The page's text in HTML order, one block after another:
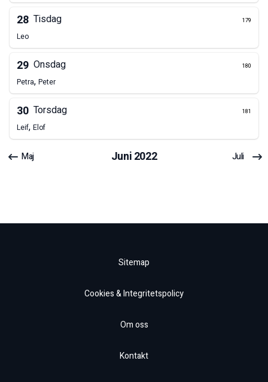
28 Tisdag 179
Leo
29 Onsdag 180
Petra, Peter
30 Torsdag 181
Leif, Elof
Maj Juni2022 Juli
Sitemap
Cookies & Integritetspolicy
Om oss
Kontakt